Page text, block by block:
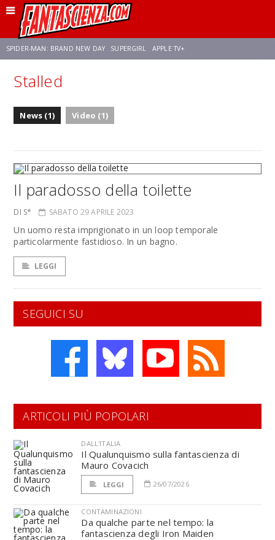
SPIDER-MAN: BRAND NEW DAY SUPERGIRL APPLE TV+
FRANCO RICCIARDIELLO
Stalled
News (1) Video (1)
Il paradosso della toilette
DI S* SABATO 29 APRILE 2023
Un uomo resta imprigionato in un loop temporale
particolarmente fastidioso. In un bagno.
LEGGI
SEGUICI SU
ARTICOLI PIÙ POPOLARI
DALL'ITALIA
Il Qualunquismo sulla fantascienza di
Mauro Covacich
LEGGI 26/07/2026
CONTAMINAZIONI
Da qualche parte nel tempo: la
fantascienza degli Iron Maiden